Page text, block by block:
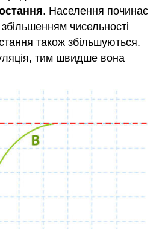
. Населення починає
чисельності
також збільшуються.
тим швидше вона